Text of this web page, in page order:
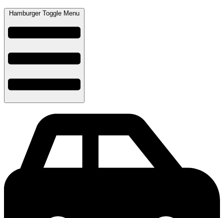
Hamburger Toggle Menu